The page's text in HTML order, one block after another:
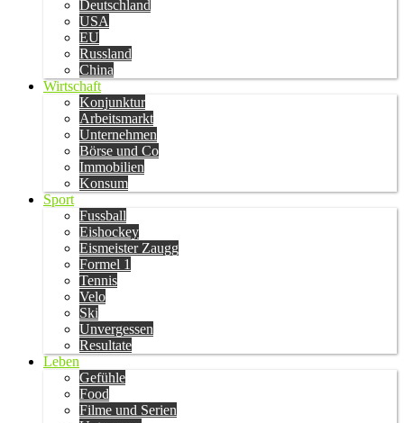
Deutschland
USA
EU
Russland
China
Wirtschaft
Konjunktur
Arbeitsmarkt
Unternehmen
Börse und Co
Immobilien
Konsum
Sport
Fussball
Eishockey
Eismeister Zaugg
Formel 1
Tennis
Velo
Ski
Unvergessen
Resultate
Leben
Gefühle
Food
Filme und Serien